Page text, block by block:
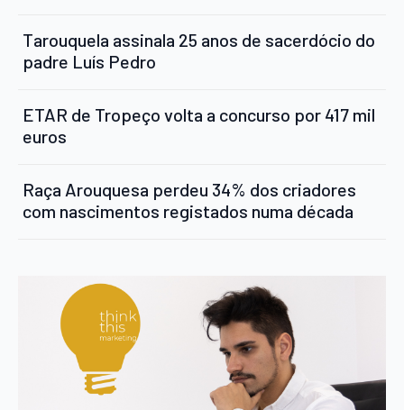
Tarouquela assinala 25 anos de sacerdócio do
padre Luís Pedro
ETAR de Tropeço volta a concurso por 417 mil
euros
Raça Arouquesa perdeu 34% dos criadores
com nascimentos registados numa década